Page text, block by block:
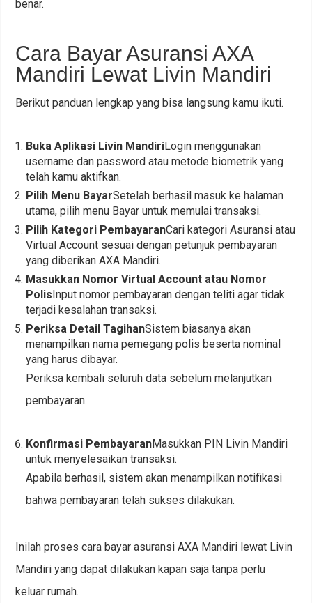
benar.
Cara Bayar Asuransi AXA
Mandiri Lewat Livin Mandiri
Berikut panduan lengkap yang bisa langsung kamu ikuti.
Buka Aplikasi Livin MandiriLogin menggunakan
username dan password atau metode biometrik yang
telah kamu aktifkan.
Pilih Menu BayarSetelah berhasil masuk ke halaman
utama, pilih menu Bayar untuk memulai transaksi.
Pilih Kategori PembayaranCari kategori Asuransi atau
Virtual Account sesuai dengan petunjuk pembayaran
yang diberikan AXA Mandiri.
Masukkan Nomor Virtual Account atau Nomor
PolisInput nomor pembayaran dengan teliti agar tidak
terjadi kesalahan transaksi.
Periksa Detail TagihanSistem biasanya akan
menampilkan nama pemegang polis beserta nominal
yang harus dibayar.
Periksa kembali seluruh data sebelum melanjutkan
pembayaran.
Konfirmasi PembayaranMasukkan PIN Livin Mandiri
untuk menyelesaikan transaksi.
Apabila berhasil, sistem akan menampilkan notifikasi
bahwa pembayaran telah sukses dilakukan.
Inilah proses cara bayar asuransi AXA Mandiri lewat Livin
Mandiri yang dapat dilakukan kapan saja tanpa perlu
keluar rumah.